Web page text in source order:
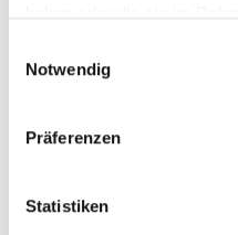
Notwendig
Präferenzen
Statistiken
500 T 4-matic (211.283)
KLASSE Kombi (S211) E 55